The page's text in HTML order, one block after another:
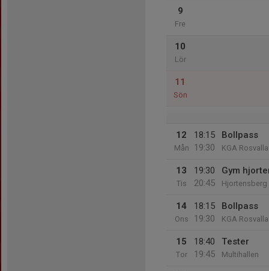
9
Fre
10
Lör
11
Sön
12
Mån
18:15
19:30
Bollpass
KGA Rosvalla
13
Tis
19:30
20:45
Gym
Hjortensberg
14
Ons
18:15
19:30
Bollpass
KGA Rosvalla
15
Tor
18:40
19:45
Tester
Multihallen